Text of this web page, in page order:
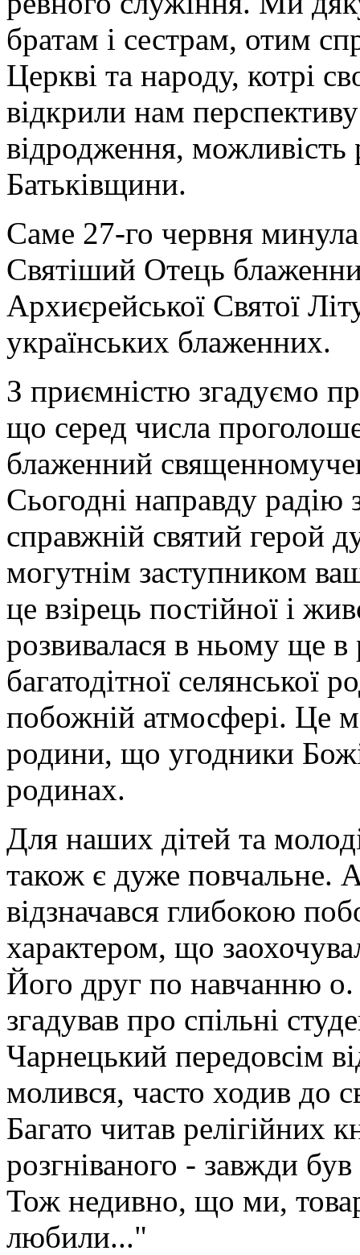
братам і сестрам, отим
Церкві та народу, котрі
відкрили нам
відродження, можливість
Батьківщини.
Саме 27-го червня минула
Святіший Отець
Архиєрейської Святої
українських блаженних.
З приємністю згадуємо
що серед числа
блаженний
Сьогодні направду
справжній святий герой
могутнім заступником
це взірець постійної і
розвивалася в ньому ще в
багатодітної селянської
побожній атмосфері. Це
родини, що угодники
родинах.
Для наших дітей та
також є дуже повчальне.
відзначався глибокою
характером, що
Його друг по навчанню о.
згадував про спільні
Чарнецький передовсім
молився, часто ходив до
Багато читав релігійних
розгніваного - завжди
Тож недивно, що ми,
любили..."